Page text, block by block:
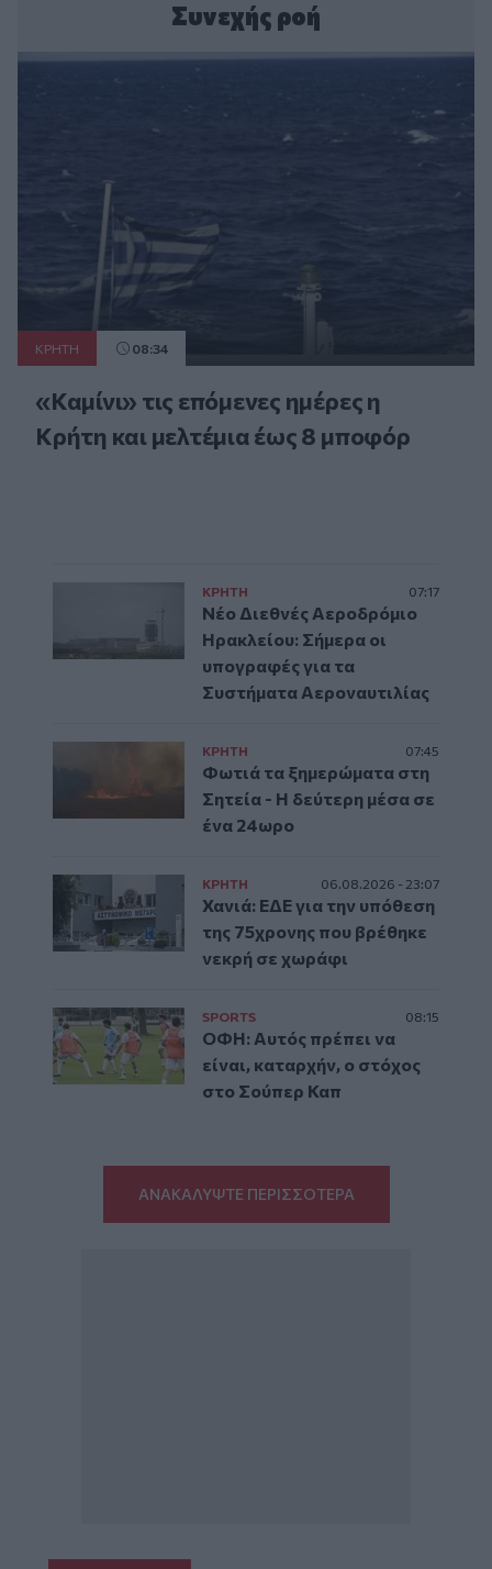
Συνεχής ροή
ΚΡΗΤΗ 08:34
«Καμίνι» τις επόμενες ημέρες η
Κρήτη και μελτέμια έως 8 μποφόρ
ΚΡΗΤΗ 07:17
Νέο Διεθνές Αεροδρόμιο
Ηρακλείου: Σήμερα οι
υπογραφές για τα
Συστήματα Αεροναυτιλίας
ΚΡΗΤΗ 07:45
Φωτιά τα ξημερώματα στη
Σητεία - Η δεύτερη μέσα σε
ένα 24ωρο
ΚΡΗΤΗ 06.08.2026 - 23:07
Χανιά: ΕΔΕ για την υπόθεση
της 75χρονης που βρέθηκε
νεκρή σε χωράφι
SPORTS 08:15
ΟΦΗ: Αυτός πρέπει να
είναι, καταρχήν, ο στόχος
στο Σούπερ Καπ
ΑΝΑΚΑΛΥΨΤΕ ΠΕΡΙΣΣΟΤΕΡΑ